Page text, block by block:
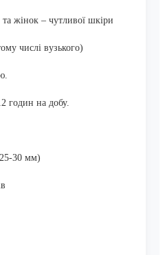
та жінок – чутливої ​​шкіри
числі вузького)
годин на добу.
30 мм)